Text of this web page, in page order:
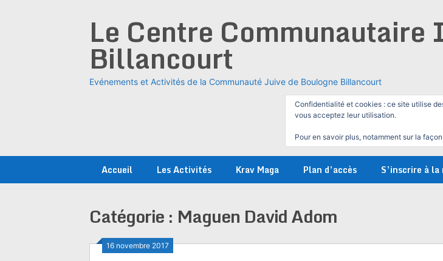
Le Centre
Billancourt
Evénements et Activités de la Communauté Juive de Boulogne Billancourt
Confidentialité et cookies : ce site utilise
vous acceptez leur utilisation.
Pour en savoir plus, notamment sur la
Accueil Les Activités Krav Maga Plan d’accès S’inscrire à
Catégorie : Maguen David Adom
16 novembre 2017